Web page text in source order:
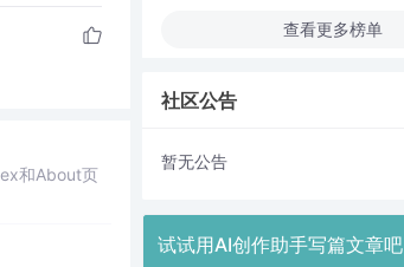
和About页
查看更多榜单
社区公告
暂无公告
试试用AI创作助手写篇文章吧